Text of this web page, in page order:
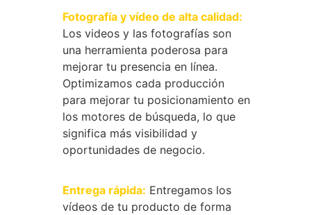
Fotografía y vídeo de alta calidad:
Los videos y las fotografías son
una herramienta poderosa para
mejorar tu presencia en línea.
Optimizamos cada producción
para mejorar tu posicionamiento en
los motores de búsqueda, lo que
significa más visibilidad y
oportunidades de negocio.
Entrega rápida: Entregamos los
vídeos de tu producto de forma